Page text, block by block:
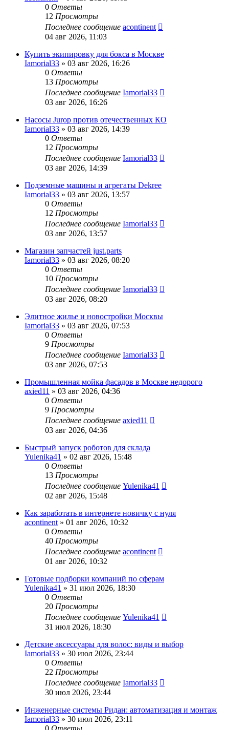
0 Ответы
12 Просмотры
Последнее сообщение acontinent
04 авг 2026, 11:03
Купить экипировку для бокса в Москве
Iamorial33 » 03 авг 2026, 16:26
0 Ответы
13 Просмотры
Последнее сообщение Iamorial33
03 авг 2026, 16:26
Насосы Jurop против отечественных КО
Iamorial33 » 03 авг 2026, 14:39
0 Ответы
12 Просмотры
Последнее сообщение Iamorial33
03 авг 2026, 14:39
Подземные машины и агрегаты Dekree
Iamorial33 » 03 авг 2026, 13:57
0 Ответы
12 Просмотры
Последнее сообщение Iamorial33
03 авг 2026, 13:57
Магазин запчастей just.parts
Iamorial33 » 03 авг 2026, 08:20
0 Ответы
10 Просмотры
Последнее сообщение Iamorial33
03 авг 2026, 08:20
Элитное жилье и новостройки Москвы
Iamorial33 » 03 авг 2026, 07:53
0 Ответы
9 Просмотры
Последнее сообщение Iamorial33
03 авг 2026, 07:53
Промышленная мойка фасадов в Москве недорого
axied11 » 03 авг 2026, 04:36
0 Ответы
9 Просмотры
Последнее сообщение axied11
03 авг 2026, 04:36
Быстрый запуск роботов для склада
Yulenika41 » 02 авг 2026, 15:48
0 Ответы
13 Просмотры
Последнее сообщение Yulenika41
02 авг 2026, 15:48
Как заработать в интернете новичку с нуля
acontinent » 01 авг 2026, 10:32
0 Ответы
40 Просмотры
Последнее сообщение acontinent
01 авг 2026, 10:32
Готовые подборки компаний по сферам
Yulenika41 » 31 июл 2026, 18:30
0 Ответы
20 Просмотры
Последнее сообщение Yulenika41
31 июл 2026, 18:30
Детские аксессуары для волос: виды и выбор
Iamorial33 » 30 июл 2026, 23:44
0 Ответы
22 Просмотры
Последнее сообщение Iamorial33
30 июл 2026, 23:44
Инженерные системы Ридан: автоматизация и монтаж
Iamorial33 » 30 июл 2026, 23:11
0 Ответы